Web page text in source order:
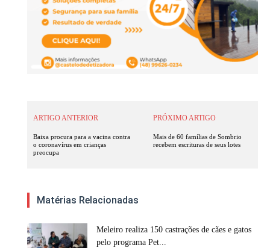
ARTIGO ANTERIOR
Baixa procura para a vacina contra
o coronavírus em crianças
preocupa
PRÓXIMO ARTIGO
Mais de 60 famílias de Sombrio
recebem escrituras de seus lotes
Matérias Relacionadas
Meleiro realiza 150 castrações de cães e gatos
pelo programa Pet...